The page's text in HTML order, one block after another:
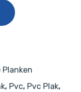
Planken
, Pvc, Pvc Plak,